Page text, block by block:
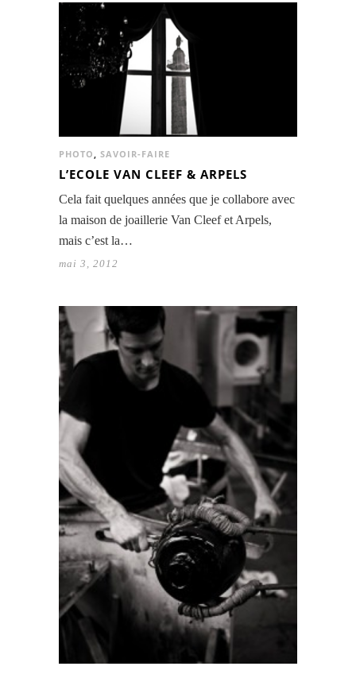
PHOTO, SAVOIR-FAIRE
L’ECOLE VAN CLEEF & ARPELS
Cela fait quelques années que je collabore avec
la maison de joaillerie Van Cleef et Arpels,
mais c’est la…
mai 3, 2012